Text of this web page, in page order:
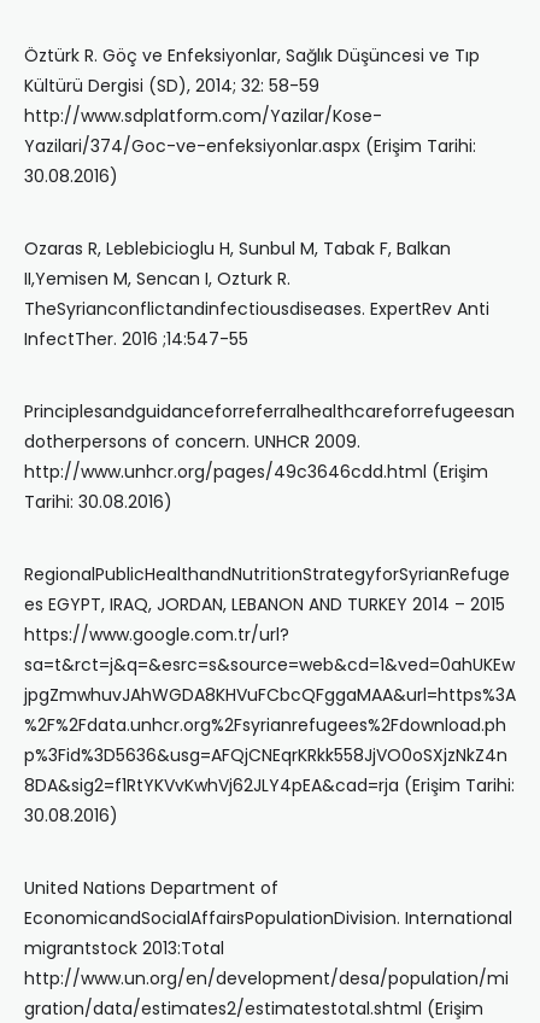
Öztürk R. Göç ve Enfeksiyonlar, Sağlık Düşüncesi ve Tıp
Kültürü Dergisi (SD), 2014; 32: 58-59
http://www.sdplatform.com/Yazilar/Kose-
Yazilari/374/Goc-ve-enfeksiyonlar.aspx (Erişim Tarihi:
30.08.2016)
Ozaras R, Leblebicioglu H, Sunbul M, Tabak F, Balkan
II,Yemisen M, Sencan I, Ozturk R.
TheSyrianconflictandinfectiousdiseases. ExpertRev Anti
InfectTher. 2016 ;14:547-55
Principlesandguidanceforreferralhealthcareforrefugeesan
dotherpersons of concern. UNHCR 2009.
http://www.unhcr.org/pages/49c3646cdd.html (Erişim
Tarihi: 30.08.2016)
RegionalPublicHealthandNutritionStrategyforSyrianRefuge
es EGYPT, IRAQ, JORDAN, LEBANON AND TURKEY 2014 – 2015
https://www.google.com.tr/url?
sa=t&rct=j&q=&esrc=s&source=web&cd=1&ved=0ahUKEw
jpgZmwhuvJAhWGDA8KHVuFCbcQFggaMAA&url=https%3A
%2F%2Fdata.unhcr.org%2Fsyrianrefugees%2Fdownload.ph
p%3Fid%3D5636&usg=AFQjCNEqrKRkk558JjVO0oSXjzNkZ4n
8DA&sig2=f1RtYKVvKwhVj62JLY4pEA&cad=rja (Erişim Tarihi:
30.08.2016)
United Nations Department of
EconomicandSocialAffairsPopulationDivision. International
migrantstock 2013:Total
http://www.un.org/en/development/desa/population/mi
gration/data/estimates2/estimatestotal.shtml (Erişim